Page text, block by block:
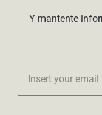
Y mantente